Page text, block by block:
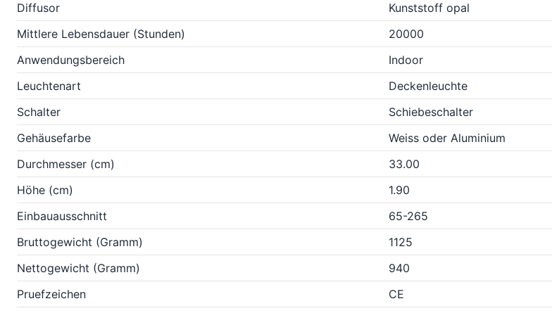
Diffusor
Kunststoff opal
Mittlere Lebensdauer (Stunden)
20000
Anwendungsbereich
Indoor
Leuchtenart
Deckenleuchte
Schalter
Schiebeschalter
Gehäusefarbe
Weiss oder Aluminium
Durchmesser (cm)
33.00
Höhe (cm)
1.90
Einbauausschnitt
65-265
Bruttogewicht (Gramm)
1125
Nettogewicht (Gramm)
940
Pruefzeichen
CE